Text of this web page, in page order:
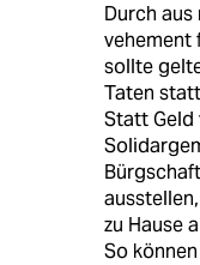
Durch
vehement
sollte
Taten
Statt Geld
zu Hause
So